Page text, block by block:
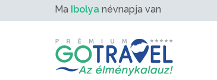
Ma Ibolya névnapja van